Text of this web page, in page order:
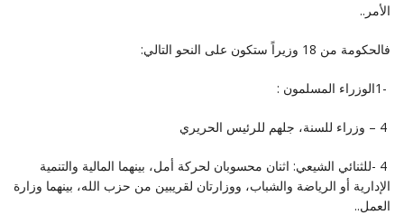
الأمر‎..‎
فالحكومة من 18 وزيراً ستكون على النحو التالي‎:‎
‎1- ‎الوزراء المسلمون‎: ‎
‎ – 4 ‎وزراء للسنة، جلهم للرئيس الحريري
‎- 4 ‎للثنائي الشيعي: اثنان محسوبان لحركة أمل، بينهما المالية والتنمية
الإدارية أو الرياضة والشباب، ووزارتان ‏لقريبين من حزب الله، بينهما وزارة
العمل‎..‎